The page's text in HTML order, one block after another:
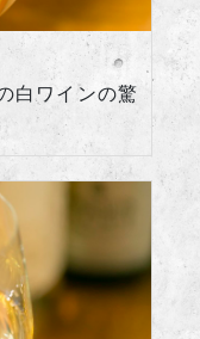
白ワインの驚